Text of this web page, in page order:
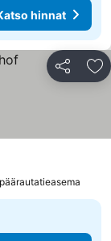
hinnat
Jaa